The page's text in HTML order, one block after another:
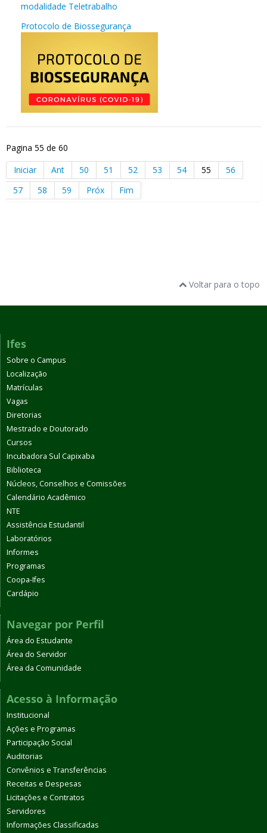
modalidade Teletrabalho
Protocolo de Biossegurança
Pagina 55 de 60
Iniciar
Ant 50 51 52 53 54 55
56
57
58 59 Próx Fim
Voltar para o topo
Ifes
Sobre o Campus
Localização
Matrículas
Vagas
Diretorias
Mestrado e Doutorado
Cursos
Incubadora Sul Capixaba
Biblioteca
Núcleos, Conselhos e Comissões
Calendário Acadêmico
NTE
Assistência Estudantil
Laboratórios
Informes
Programas
Coopa-Ifes
Cardápio
Navegar por Perfil
Área do Estudante
Área do Servidor
Área da Comunidade
Acesso à Informação
Institucional
Ações e Programas
Participação Social
Auditorias
Convênios e Transferências
Receitas e Despesas
Licitações e Contratos
Servidores
Informações Classificadas